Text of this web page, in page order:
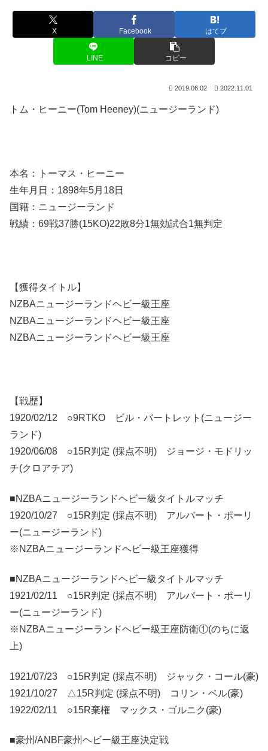
X Facebook はてブ
LINE コピー
2019.06.02 2022.11.01
トム・ヒーニー(Tom Heeney)(ニュージーランド)
本名：トーマス・ヒーニー
生年月日：1898年5月18日
国籍：ニュージーランド
戦績：69戦37勝(15KO)22敗8分1無効試合1無判定
【獲得タイトル】
NZBAニュージーランドヘビー級王座
NZBAニュージーランドヘビー級王座
NZBAニュージーランドヘビー級王座
【戦歴】
1920/02/12 ○9RTKO ビル・バートレット(ニュージー
ランド)
1920/06/08 ○15R判定 (採点不明) ジョージ・モドリッ
チ(クロアチア)
■NZBAニュージーランドヘビー級タイトルマッチ
1920/10/27 ○15R判定 (採点不明) アルバート・ポーリ
ー(ニュージーランド)
※NZBAニュージーランドヘビー級王座獲得
■NZBAニュージーランドヘビー級タイトルマッチ
1921/02/11 ○15R判定 (採点不明) アルバート・ポーリ
ー(ニュージーランド)
※NZBAニュージーランドヘビー級王座防衛①(のちに返
上)
1921/07/23 ○15R判定 (採点不明) ジャック・コール(豪)
1921/10/27 △15R判定 (採点不明) コリン・ベル(豪)
1922/02/11 ○15R棄権 マックス・ゴルニク(豪)
■豪州/ANBF豪州ヘビー級王座決定戦